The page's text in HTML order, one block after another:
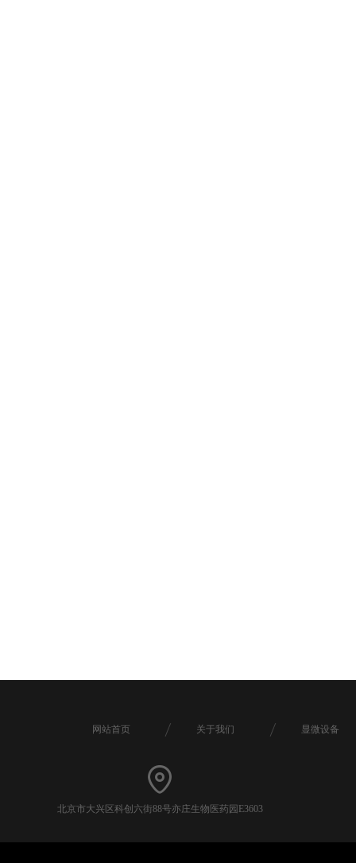
北京市大兴区科创六街88号亦庄生物医药园E3603
网站首页 关于我们 显微设备